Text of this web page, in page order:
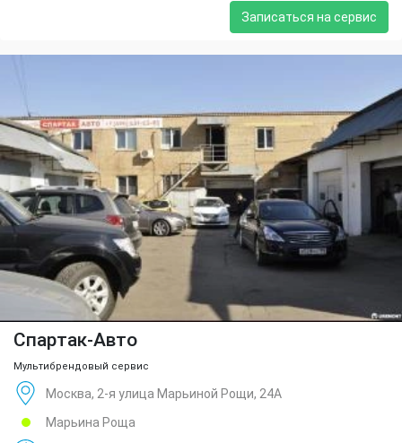
Записаться на сервис
Спартак-Авто
Мультибрендовый сервис
Москва, 2-я улица Марьиной Рощи, 24А
Марьина Роща